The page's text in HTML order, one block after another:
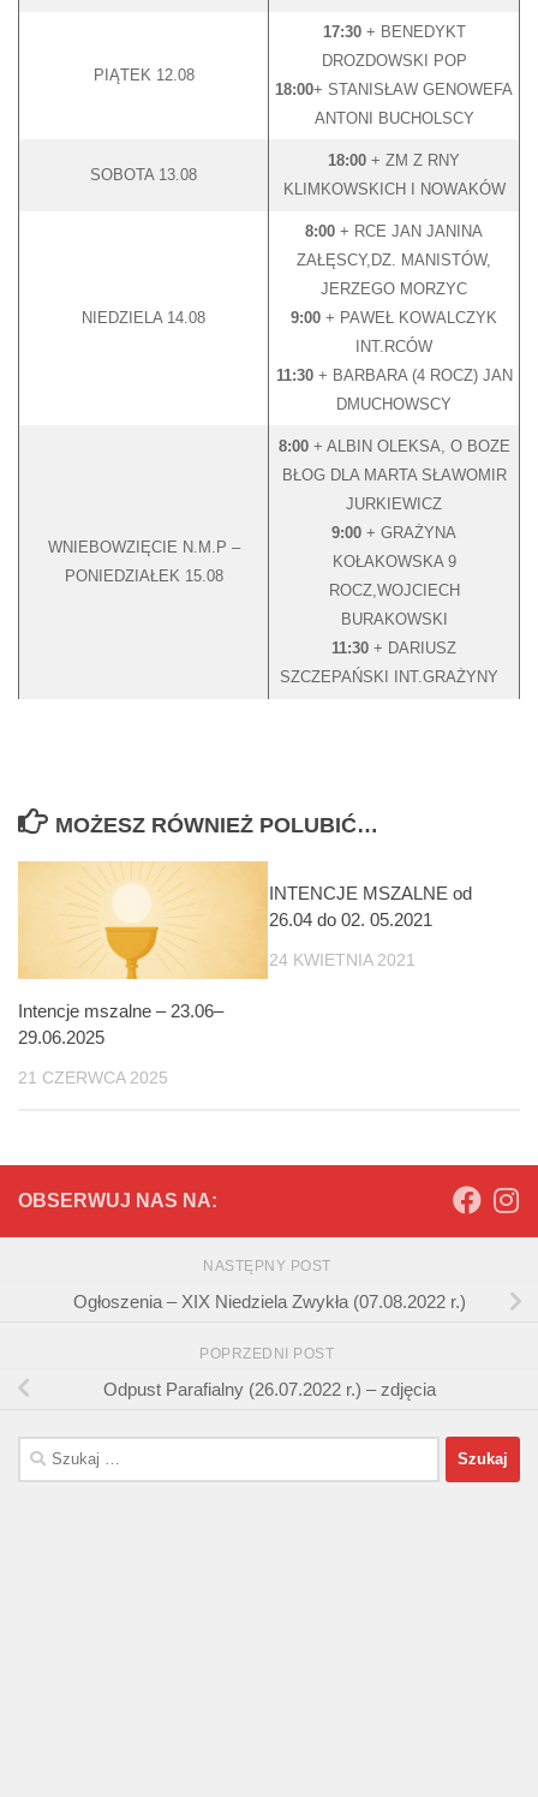
PIĄTEK 12.08
17:30 + BENEDYKT
DROZDOWSKI POP
18:00+ STANISŁAW GENOWEFA
ANTONI BUCHOLSCY
SOBOTA 13.08
18:00 + ZM Z RNY
KLIMKOWSKICH I NOWAKÓW
NIEDZIELA 14.08
8:00 + RCE JAN JANINA
ZAŁĘSCY,DZ. MANISTÓW,
JERZEGO MORZYC
9:00 + PAWEŁ KOWALCZYK
INT.RCÓW
11:30 + BARBARA (4 ROCZ) JAN
DMUCHOWSCY
WNIEBOWZIĘCIE N.M.P –
PONIEDZIAŁEK 15.08
8:00 + ALBIN OLEKSA, O BOZE
BŁOG DLA MARTA SŁAWOMIR
JURKIEWICZ
9:00 + GRAŻYNA
KOŁAKOWSKA 9
ROCZ,WOJCIECH
BURAKOWSKI
11:30 + DARIUSZ
SZCZEPAŃSKI INT.GRAŻYNY
MOŻESZ RÓWNIEŻ POLUBIĆ…
Intencje mszalne – 23.06–
29.06.2025
21 CZERWCA 2025
INTENCJE MSZALNE od
26.04 do 02. 05.2021
24 KWIETNIA 2021
OBSERWUJ NAS NA:
NASTĘPNY POST
Ogłoszenia – XIX Niedziela Zwykła (07.08.2022 r.)
POPRZEDNI POST
Odpust Parafialny (26.07.2022 r.) – zdjęcia
Szukaj: